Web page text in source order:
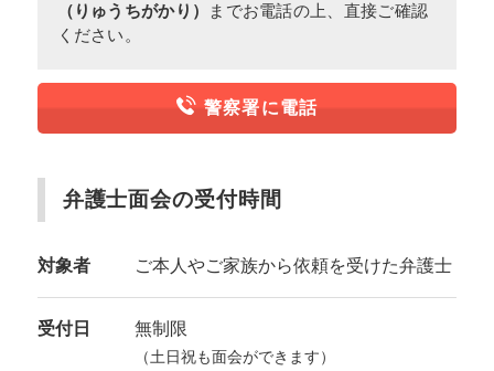
（りゅうちがかり）
までお電話の上、直接ご確認
ください。
警察署に電話
弁護士面会の受付時間
対象者 ご本人やご家族から依頼を受けた弁護士
受付日 無制限
（土日祝も面会ができます）